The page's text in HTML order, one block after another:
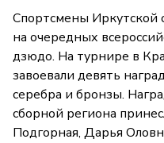
Спортсмены Иркутской
на очередных
дзюдо. На турнире в
завоевали девять
серебра и бронзы.
сборной региона
Подгорная, Дарья